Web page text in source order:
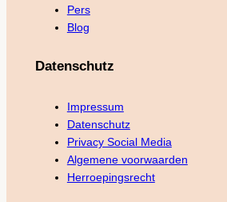
Pers
Blog
Datenschutz
Impressum
Datenschutz
Privacy Social Media
Algemene voorwaarden
Herroepingsrecht